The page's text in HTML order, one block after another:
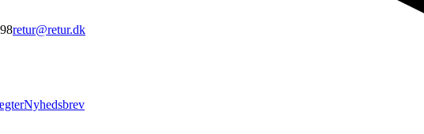
retur@retur.dk
Nyhedsbrev